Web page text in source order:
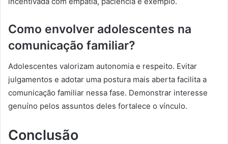
Como envolver adolescentes na
comunicação familiar?
Adolescentes valorizam autonomia e respeito. Evitar
julgamentos e adotar uma postura mais aberta facilita a
comunicação familiar nessa fase. Demonstrar interesse
genuíno pelos assuntos deles fortalece o vínculo.
Conclusão